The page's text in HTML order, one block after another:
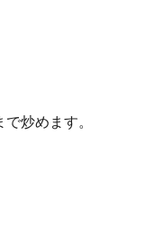
炒めます。